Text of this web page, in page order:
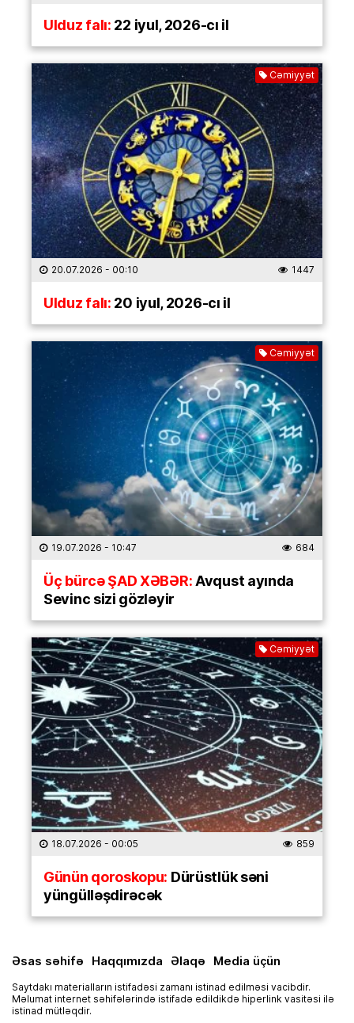
Ulduz falı:22 iyul, 2026-cı il
Cəmiyyət
20.07.2026 - 00:10 1447
Ulduz falı:20 iyul, 2026-cı il
Cəmiyyət
19.07.2026 - 10:47 684
Üç bürcə ŞAD XƏBƏR:Avqust ayında
Sevinc sizi gözləyir
Cəmiyyət
18.07.2026 - 00:05 859
Günün qoroskopu: Dürüstlük səni
yüngülləşdirəcək
Əsas səhifə Haqqımızda Əlaqə Media üçün
Saytdakı materialların istifadəsi zamanı istinad edilməsi vacibdir.
Məlumat internet səhifələrində istifadə edildikdə hiperlink vasitəsi ilə
istinad mütləqdir.